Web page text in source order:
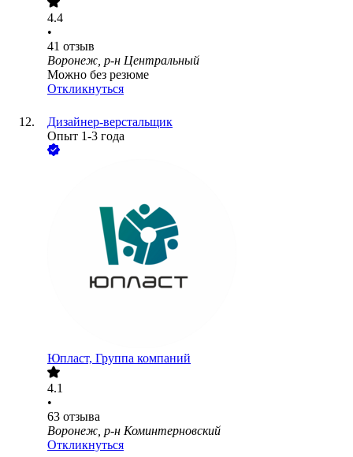
4.4
•
41 отзыв
Воронеж, р-н Центральный
Можно без резюме
Откликнуться
Дизайнер-верстальщик
Опыт 1-3 года
Юпласт, Группа компаний
4.1
•
63 отзыва
Воронеж, р-н Коминтерновский
Откликнуться